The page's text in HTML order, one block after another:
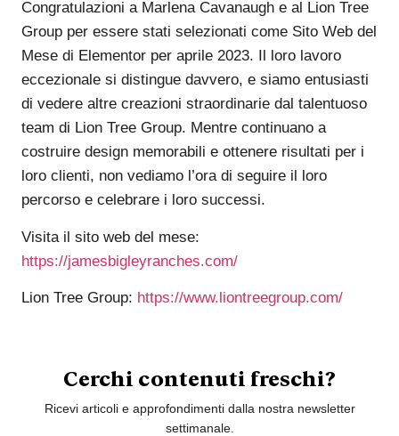
Congratulazioni a Marlena Cavanaugh e al Lion Tree
Group per essere stati selezionati come Sito Web del
Mese di Elementor per aprile 2023. Il loro lavoro
eccezionale si distingue davvero, e siamo entusiasti
di vedere altre creazioni straordinarie dal talentuoso
team di Lion Tree Group. Mentre continuano a
costruire design memorabili e ottenere risultati per i
loro clienti, non vediamo l’ora di seguire il loro
percorso e celebrare i loro successi.
Visita il sito web del mese:
https://jamesbigleyranches.com/
Lion Tree Group: https://www.liontreegroup.com/
Cerchi contenuti freschi?
Ricevi articoli e approfondimenti dalla nostra newsletter
settimanale.